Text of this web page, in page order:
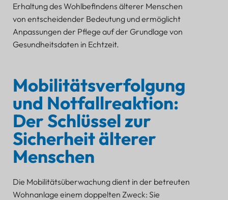
Erhaltung des Wohlbefindens älterer Menschen
von entscheidender Bedeutung und ermöglicht
Anpassungen der Pflege auf der Grundlage von
Gesundheitsdaten in Echtzeit.
Mobilitätsverfolgung
und Notfallreaktion:
Der Schlüssel zur
Sicherheit älterer
Menschen
Die Mobilitätsüberwachung dient in der betreuten
Wohnanlage einem doppelten Zweck: Sie